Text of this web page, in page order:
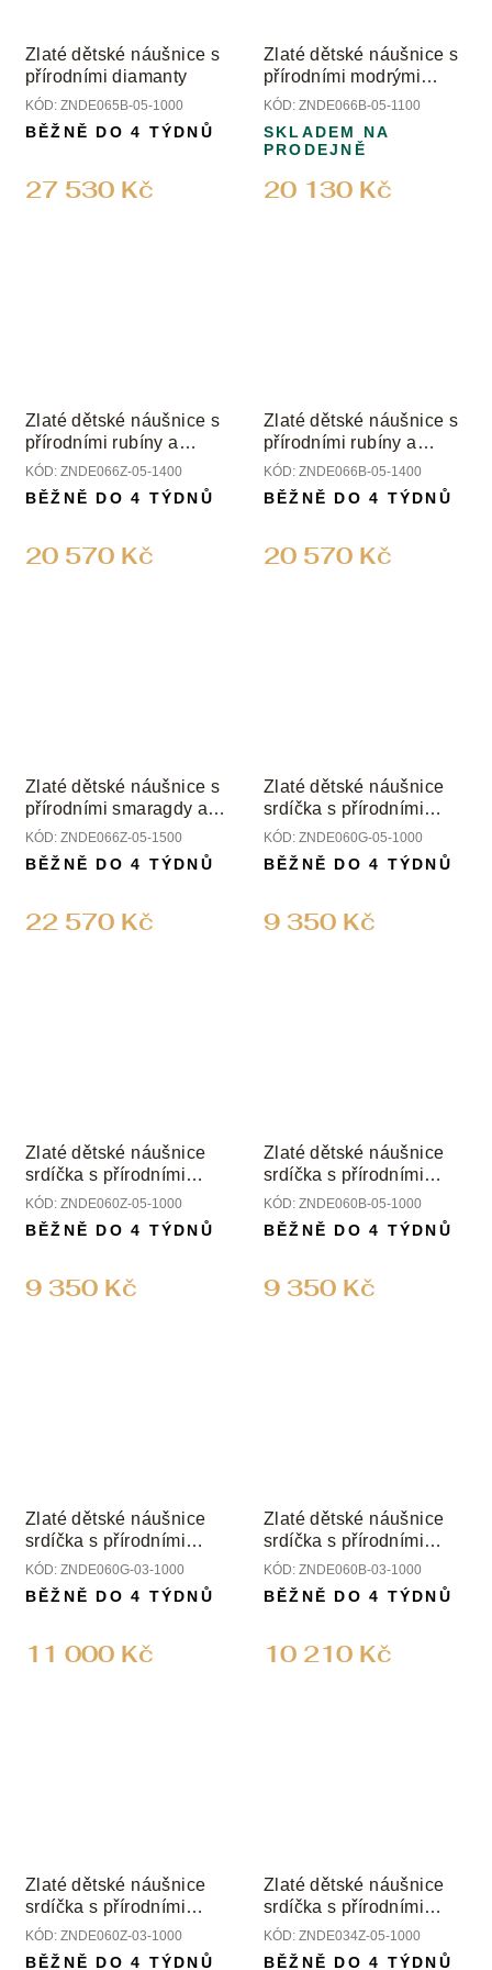
Zlaté dětské náušnice s
přírodními diamanty
KÓD: ZNDE065B-05-1000
27 530 Kč
BĚŽNĚ DO 4 TÝDNŮ
Zlaté dětské náušnice s
přírodními modrými
safíry a diamanty
KÓD: ZNDE066B-05-1100
20 130 Kč
SKLADEM NA
PRODEJNĚ
Zlaté dětské náušnice s
přírodními rubíny a
diamanty
KÓD: ZNDE066Z-05-1400
20 570 Kč
BĚŽNĚ DO 4 TÝDNŮ
Zlaté dětské náušnice s
přírodními rubíny a
diamanty
KÓD: ZNDE066B-05-1400
20 570 Kč
BĚŽNĚ DO 4 TÝDNŮ
Zlaté dětské náušnice s
přírodními smaragdy a
diamanty
KÓD: ZNDE066Z-05-1500
22 570 Kč
BĚŽNĚ DO 4 TÝDNŮ
Zlaté dětské náušnice
srdíčka s přírodními
diamanty
KÓD: ZNDE060G-05-1000
9 350 Kč
BĚŽNĚ DO 4 TÝDNŮ
Zlaté dětské náušnice
srdíčka s přírodními
diamanty
KÓD: ZNDE060Z-05-1000
9 350 Kč
BĚŽNĚ DO 4 TÝDNŮ
Zlaté dětské náušnice
srdíčka s přírodními
diamanty
KÓD: ZNDE060B-05-1000
9 350 Kč
BĚŽNĚ DO 4 TÝDNŮ
Zlaté dětské náušnice
srdíčka s přírodními
diamanty
KÓD: ZNDE060G-03-1000
11 000 Kč
BĚŽNĚ DO 4 TÝDNŮ
Zlaté dětské náušnice
srdíčka s přírodními
diamanty
KÓD: ZNDE060B-03-1000
10 210 Kč
BĚŽNĚ DO 4 TÝDNŮ
Zlaté dětské náušnice
srdíčka s přírodními
diamanty
KÓD: ZNDE060Z-03-1000
BĚŽNĚ DO 4 TÝDNŮ
Zlaté dětské náušnice
srdíčka s přírodními
diamanty
KÓD: ZNDE034Z-05-1000
BĚŽNĚ DO 4 TÝDNŮ